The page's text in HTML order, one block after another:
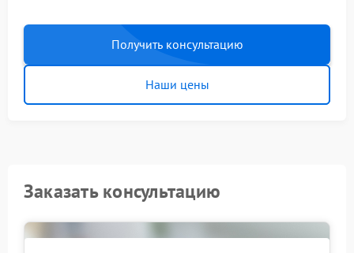
Получить консультацию
Наши цены
Заказать консультацию